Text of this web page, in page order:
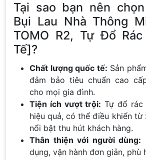
Tại sao bạn nên
Bụi Lau Nhà Thông
TOMO R2, Tự Đổ
Tế]?
Chất lượng quốc tế: Sản
đảm bảo tiêu chuẩn cao
cho mọi gia đình.
Tiện ích vượt trội: Tự đổ rác
hiệu quả, có thể điều khiển từ
nổi bật thu hút khách hàng.
Thân thiện với người dùng:
dụng, vận hành đơn giản, phù